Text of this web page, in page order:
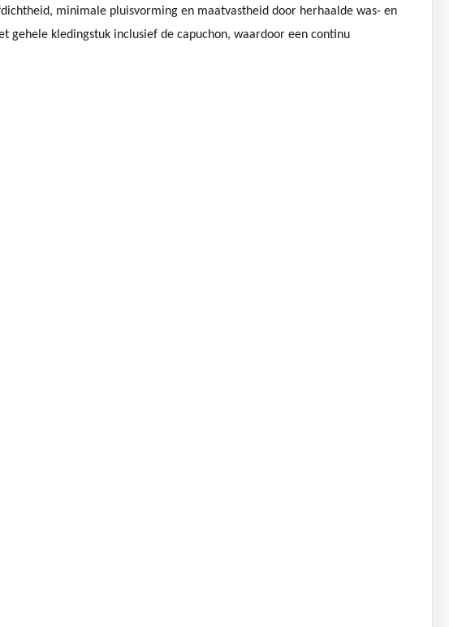
minimale pluisvorming en maatvastheid door herhaalde was- en
gehele kledingstuk inclusief de capuchon, waardoor een continu